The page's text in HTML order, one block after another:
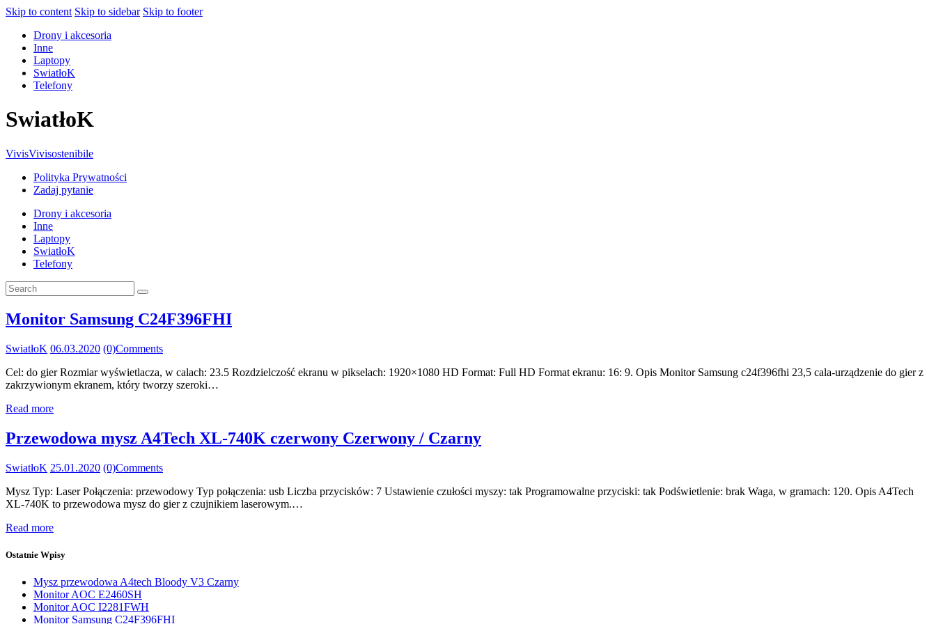
Skip to content Skip to sidebar Skip to footer
Drony i akcesoria
Inne
Laptopy
SwiatłoK
Telefony
SwiatłoK
VivisVivisostenibile
Polityka Prywatności
Zadaj pytanie
Drony i akcesoria
Inne
Laptopy
SwiatłoK
Telefony
Monitor Samsung C24F396FHI
SwiatłoK 06.03.2020 (0)Comments
Cel: do gier Rozmiar wyświetlacza, w calach: 23.5 Rozdzielczość ekranu w pikselach: 1920×1080 HD Format: Full HD Format ekranu: 16: 9. Opis Monitor Samsung c24f396fhi 23,5 cala-urządzenie do gier z
zakrzywionym ekranem, który tworzy szeroki…
Read more
Przewodowa mysz A4Tech XL-740K czerwony Czerwony / Czarny
SwiatłoK 25.01.2020 (0)Comments
Mysz Typ: Laser Połączenia: przewodowy Typ połączenia: usb Liczba przycisków: 7 Ustawienie czułości myszy: tak Programowalne przyciski: tak Podświetlenie: brak Waga, w gramach: 120. Opis A4Tech
XL-740K to przewodowa mysz do gier z czujnikiem laserowym.…
Read more
Ostatnie Wpisy
Mysz przewodowa A4tech Bloody V3 Czarny
Monitor AOC E2460SH
Monitor AOC I2281FWH
Monitor Samsung C24F396FHI